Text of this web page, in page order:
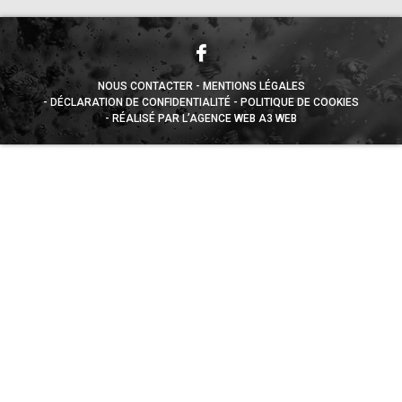
NOUS CONTACTER
MENTIONS LÉGALES
DÉCLARATION DE CONFIDENTIALITÉ
POLITIQUE DE COOKIES
RÉALISÉ PAR L’AGENCE WEB A3 WEB